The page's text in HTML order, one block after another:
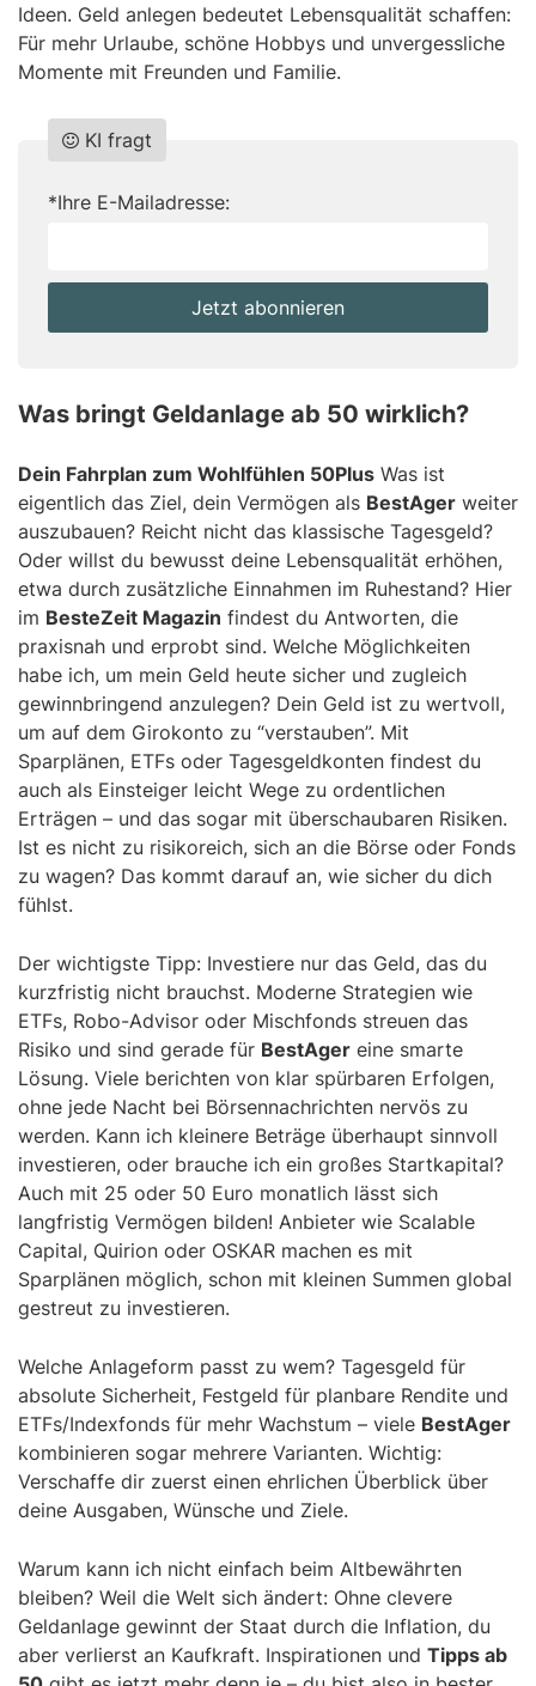
Ideen. Geld anlegen bedeutet Lebensqualität schaffen:
Für mehr Urlaube, schöne Hobbys und unvergessliche
Momente mit Freunden und Familie.
Do
this
KI fragt
*Ihre E-Mailadresse:
Jetzt abonnieren
Was bringt Geldanlage ab 50 wirklich?
Dein Fahrplan zum Wohlfühlen 50Plus Was ist
eigentlich das Ziel, dein Vermögen als BestAger weiter
auszubauen? Reicht nicht das klassische Tagesgeld?
Oder willst du bewusst deine Lebensqualität erhöhen,
etwa durch zusätzliche Einnahmen im Ruhestand? Hier
im BesteZeit Magazin findest du Antworten, die
praxisnah und erprobt sind. Welche Möglichkeiten
habe ich, um mein Geld heute sicher und zugleich
gewinnbringend anzulegen? Dein Geld ist zu wertvoll,
um auf dem Girokonto zu “verstauben”. Mit
Sparplänen, ETFs oder Tagesgeldkonten findest du
auch als Einsteiger leicht Wege zu ordentlichen
Erträgen – und das sogar mit überschaubaren Risiken.
Ist es nicht zu risikoreich, sich an die Börse oder Fonds
zu wagen? Das kommt darauf an, wie sicher du dich
fühlst.
Der wichtigste Tipp: Investiere nur das Geld, das du
kurzfristig nicht brauchst. Moderne Strategien wie
ETFs, Robo-Advisor oder Mischfonds streuen das
Risiko und sind gerade für BestAger eine smarte
Lösung. Viele berichten von klar spürbaren Erfolgen,
ohne jede Nacht bei Börsennachrichten nervös zu
werden. Kann ich kleinere Beträge überhaupt sinnvoll
investieren, oder brauche ich ein großes Startkapital?
Auch mit 25 oder 50 Euro monatlich lässt sich
langfristig Vermögen bilden! Anbieter wie Scalable
Capital, Quirion oder OSKAR machen es mit
Sparplänen möglich, schon mit kleinen Summen global
gestreut zu investieren.
Welche Anlageform passt zu wem? Tagesgeld für
absolute Sicherheit, Festgeld für planbare Rendite und
ETFs/Indexfonds für mehr Wachstum – viele BestAger
kombinieren sogar mehrere Varianten. Wichtig:
Verschaffe dir zuerst einen ehrlichen Überblick über
deine Ausgaben, Wünsche und Ziele.
Warum kann ich nicht einfach beim Altbewährten
bleiben? Weil die Welt sich ändert: Ohne clevere
Geldanlage gewinnt der Staat durch die Inflation, du
aber verlierst an Kaufkraft. Inspirationen und Tipps ab